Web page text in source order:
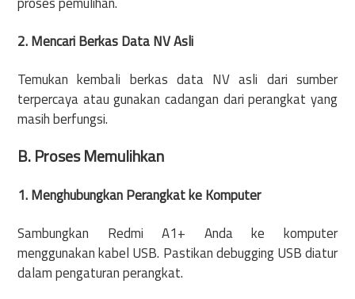
2. Mencari Berkas Data NV Asli
Temukan kembali berkas data NV asli dari sumber
terpercaya atau gunakan cadangan dari perangkat yang
masih berfungsi.
B. Proses Memulihkan
1. Menghubungkan Perangkat ke Komputer
Sambungkan Redmi A1+ Anda ke komputer
menggunakan kabel USB. Pastikan debugging USB diatur
dalam pengaturan perangkat.